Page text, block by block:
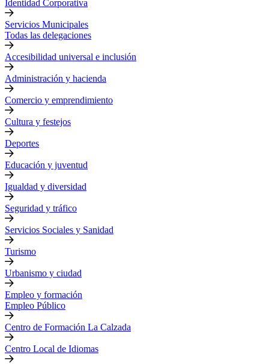
Identidad Corporativa
Servicios Municipales
Todas las delegaciones
Accesibilidad universal e inclusión
Administración y hacienda
Comercio y emprendimiento
Cultura y festejos
Deportes
Educación y juventud
Igualdad y diversidad
Seguridad y tráfico
Servicios Sociales y Sanidad
Turismo
Urbanismo y ciudad
Empleo y formación
Empleo Público
Centro de Formación La Calzada
Centro Local de Idiomas